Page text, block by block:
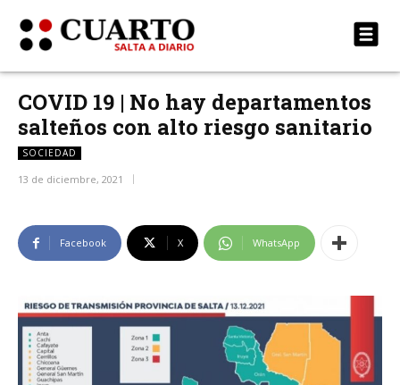
COVID 19 | No hay departamentos
salteños con alto riesgo sanitario
SOCIEDAD
13 de diciembre, 2021
Facebook X WhatsApp